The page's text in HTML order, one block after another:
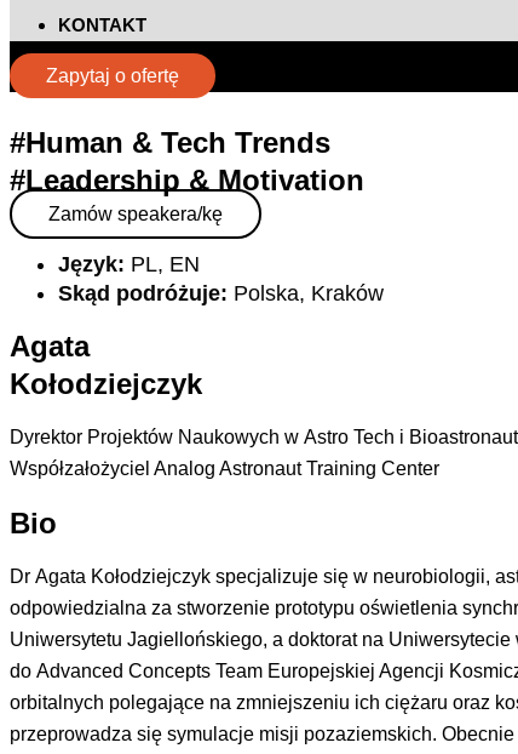
KONTAKT
Zapytaj o ofertę
#Human & Tech Trends
#Leadership & Motivation
Zamów speakera/kę
Język: PL, EN
Skąd podróżuje: Polska, Kraków
Agata
Kołodziejczyk
Dyrektor Projektów Naukowych w Astro Tech i
Współzałożyciel Analog AstronautTraining Center
Bio
Dr Agata Kołodziejczyk specjalizuje się w neurobiologii,
odpowiedzialna za stworzenie prototypu oświetlenia
Uniwersytetu Jagiellońskiego, a doktorat na
do Advanced Concepts Team Europejskiej Agencji
orbitalnych polegające na zmniejszeniu ich ciężaru oraz
przeprowadza się symulacje misji pozaziemskich.